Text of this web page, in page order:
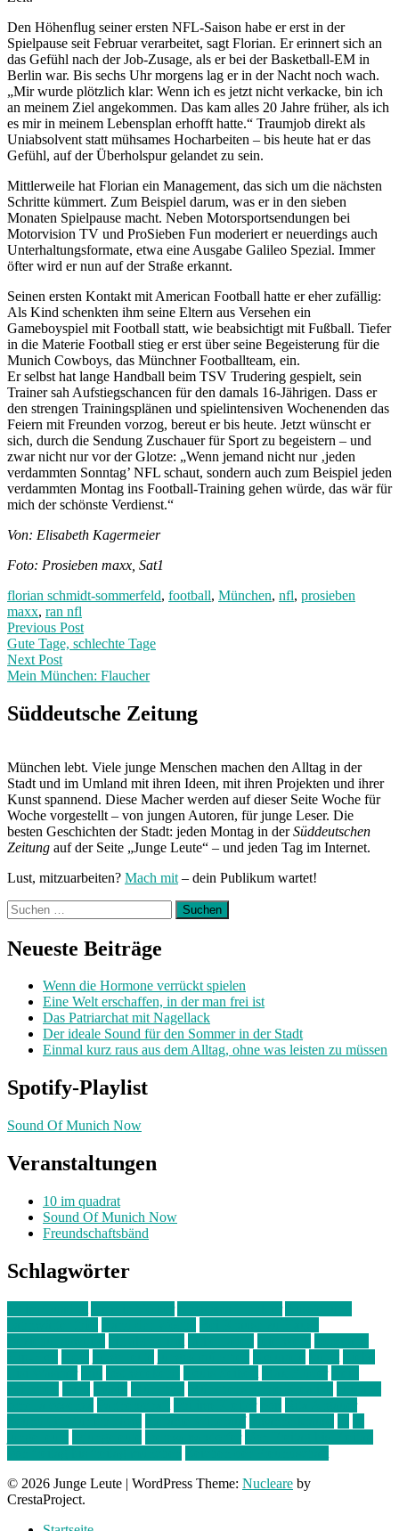
Den Höhenflug seiner ersten NFL-Saison habe er erst in der
Spielpause seit Februar verarbeitet, sagt Florian. Er erinnert sich an
das Gefühl nach der Job-Zusage, als er bei der Basketball-EM in
Berlin war. Bis sechs Uhr morgens lag er in der Nacht noch wach.
„Mir wurde plötzlich klar: Wenn ich es jetzt nicht verkacke, bin ich
an meinem Ziel angekommen. Das kam alles 20 Jahre früher, als ich
es mir in meinem Lebensplan erhofft hatte.“ Traumjob direkt als
Uniabsolvent statt mühsames Hocharbeiten – bis heute hat er das
Gefühl, auf der Überholspur gelandet zu sein.
Mittlerweile hat Florian ein Management, das sich um die nächsten
Schritte kümmert. Zum Beispiel darum, was er in den sieben
Monaten Spielpause macht. Neben Motorsportsendungen bei
Motorvision TV und ProSieben Fun moderiert er neuerdings auch
Unterhaltungsformate, etwa eine Ausgabe Galileo Spezial. Immer
öfter wird er nun auf der Straße erkannt.
Seinen ersten Kontakt mit American Football hatte er eher zufällig:
Als Kind schenkten ihm seine Eltern aus Versehen ein
Gameboyspiel mit Football statt, wie beabsichtigt mit Fußball. Tiefer
in die Materie Football stieg er erst über seine Begeisterung für die
Munich Cowboys, das Münchner Footballteam, ein.
Er selbst hat lange Handball beim TSV Trudering gespielt, sein
Trainer sah Aufstiegschancen für den damals 16-Jährigen. Dass er
den strengen Trainingsplänen und spielintensiven Wochenenden das
Feiern mit Freunden vorzog, bereut er bis heute. Jetzt wünscht er
sich, durch die Sendung Zuschauer für Sport zu begeistern – und
zwar nicht nur vor der Glotze: „Wenn jemand nicht nur ‚jeden
verdammten Sonntag’ NFL schaut, sondern auch zum Beispiel jeden
verdammten Montag ins Football-Training gehen würde, das wär für
mich der schönste Verdienst.“
Von: Elisabeth Kagermeier
Foto: Prosieben maxx, Sat1
florian schmidt-sommerfeld, football, München, nfl, prosieben
maxx, ran nfl
Post
navigation
Previous PostPrevious
post:
Gute Tage, schlechte Tage
Next Post
Mein München: Flaucher
Post:
Süddeutsche Zeitung
München lebt. Viele junge Menschen machen den Alltag in der
Stadt und im Umland mit ihren Ideen, mit ihren Projekten und ihrer
Kunst spannend. Diese Macher werden auf dieser Seite Woche für
Woche vorgestellt – von jungen Autoren, für junge Leser. Die
besten Geschichten der Stadt: jeden Montag in derSüddeutschen
Zeitung auf der Seite „Junge Leute“ – und jeden Tag im Internet.
Lust, mitzuarbeiten? Mach mit – dein Publikum wartet!
Suchen
nach:
Neueste Beiträge
Wenn die Hormone verrückt spielen
Eine Welt erschaffen, in der man frei ist
Das Patriarchat mit Nagellack
Der ideale Sound für den Sommer in der Stadt
Einmal kurz raus aus dem Alltag, ohne was leisten zu müssen
Spotify-Playlist
Sound Of Munich Now
Veranstaltungen
10 im quadrat
Sound Of Munich Now
Freundschaftsbänd
Schlagwörter
© 2026 Junge Leute | WordPress Theme: Nucleare by
CrestaProject.